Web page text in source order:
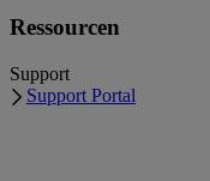
Ressourcen
Support
Support Portal